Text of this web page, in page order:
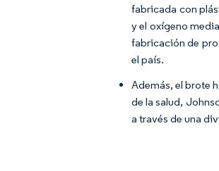
fabricada con
y el oxígeno
fabricación de
el país.
Además, el brote
de la salud,
a través de una